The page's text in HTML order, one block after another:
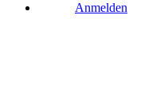
Anmelden